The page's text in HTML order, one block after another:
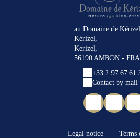
au Domaine de Kérizel
Kérizel,
Kerizel,
56190 AMBON -
+33 2 97 67 61
Contact by mail
Legal notice | Terms